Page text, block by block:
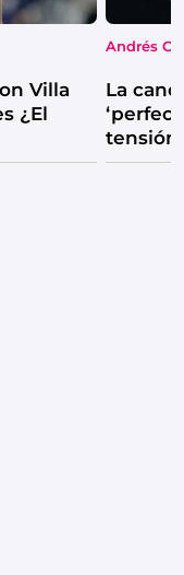
Villa
¿El
Andrés
La
tensión
catarsis